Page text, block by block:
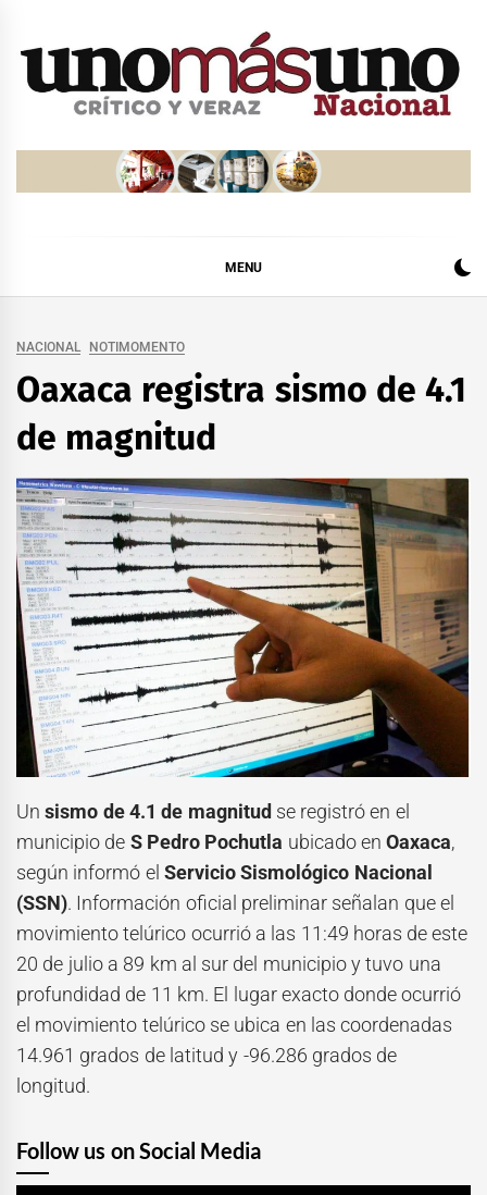
MENU
NACIONAL NOTIMOMENTO
Oaxaca registra sismo de 4.1
de magnitud
Unsismo de 4.1 de magnitud se registró en el
municipio de S Pedro Pochutla ubicado enOaxaca,
según informó el Servicio Sismológico Nacional
(SSN). Información oficial preliminar señalan que el
movimiento telúrico ocurrió a las 11:49 horas de este
20 de julio a 89 km al sur del municipio y tuvo una
profundidad de 11 km. El lugar exacto donde ocurrió
el movimiento telúrico se ubica en las coordenadas
14.961 grados de latitud y -96.286 grados de
longitud.
Follow us on Social Media